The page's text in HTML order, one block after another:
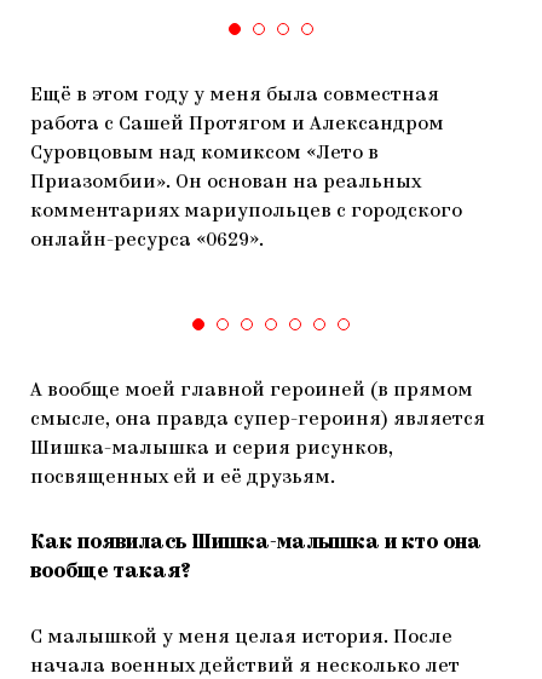
Ещё в этом году у меня была совместная
работа с Сашей Протягом и Александром
Суровцовым над комиксом «Лето в
Приазомбии». Он основан на реальных
комментариях мариупольцев с городского
онлайн-ресурса «0629».
А вообще моей главной героиней (в прямом
смысле, она правда супер-героиня) является
Шишка-малышка и серия рисунков,
посвященных ей и её друзьям.
Как появилась Шишка-малышка и кто она
вообще такая?
С малышкой у меня целая история. После
начала военных действий я несколько лет